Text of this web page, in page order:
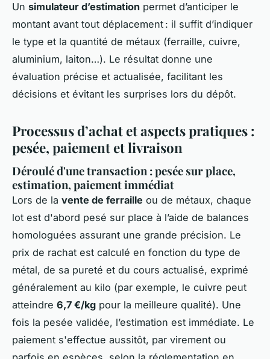
Un simulateur d’estimation permet d’anticiper le
montant avant tout déplacement : il suffit d’indiquer
le type et la quantité de métaux (ferraille, cuivre,
aluminium, laiton…). Le résultat donne une
évaluation précise et actualisée, facilitant les
décisions et évitant les surprises lors du dépôt.
Processus d’achat et aspects pratiques :
pesée, paiement et livraison
Déroulé d'une transaction : pesée sur place,
estimation, paiement immédiat
Lors de la vente de ferraille ou de métaux, chaque
lot est d'abord pesé sur place à l’aide de balances
homologuées assurant une grande précision. Le
prix de rachat est calculé en fonction du type de
métal, de sa pureté et du cours actualisé, exprimé
généralement au kilo (par exemple, le cuivre peut
atteindre 6,7 €/kg pour la meilleure qualité). Une
fois la pesée validée, l’estimation est immédiate. Le
paiement s'effectue aussitôt, par virement ou